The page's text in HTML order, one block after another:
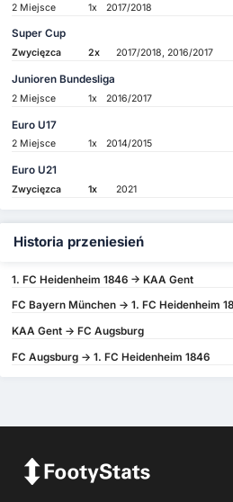
2 Miejsce
1x 2017/2018
Super Cup
Zwycięzca 2x 2017/2018, 2016/2017
Junioren Bundesliga
2 Miejsce 1x 2016/2017
Euro U17
2 Miejsce 1x 2014/2015
Euro U21
Zwycięzca 1x 2021
Historia przeniesień
1. FC Heidenheim 1846 -> KAA Gent
FC Bayern München -> 1. FC Heidenheim
KAA Gent -> FC Augsburg
FC Augsburg -> 1. FC Heidenheim 1846